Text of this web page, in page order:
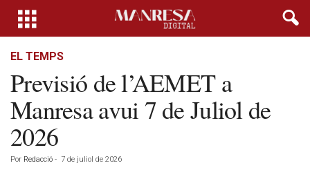
EL TEMPS
Previsió de l’AEMET a
Manresa avui 7 de Juliol de
2026
Por Redacció - 7 de juliol de 2026